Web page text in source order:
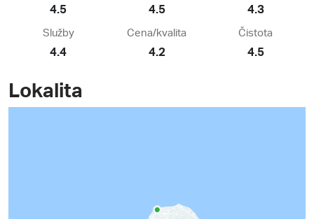
4.5 4.5 4.3
Služby
4.4
Cena/kvalita
4.2
Čistota
4.5
Lokalita